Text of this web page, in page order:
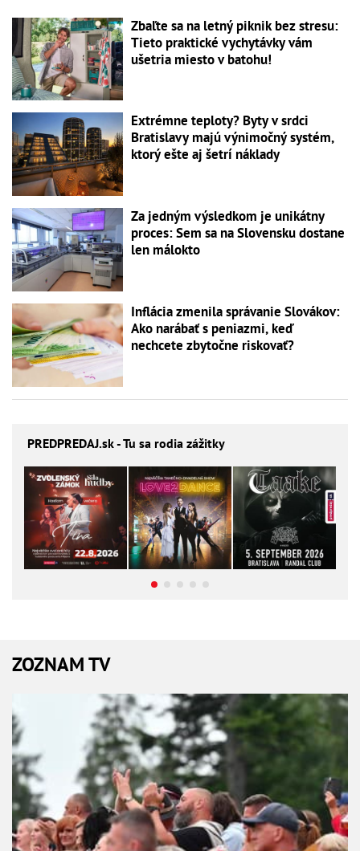
Zbaľte sa na letný piknik bez stresu:
Tieto praktické vychytávky vám
ušetria miesto v batohu!
Extrémne teploty? Byty v srdci
Bratislavy majú výnimočný systém,
ktorý ešte aj šetrí náklady
Za jedným výsledkom je unikátny
proces: Sem sa na Slovensku dostane
len málokto
Inflácia zmenila správanie Slovákov:
Ako narábať s peniazmi, keď
nechcete zbytočne riskovať?
PREDPREDAJ.sk - Tu sa rodia zážitky
ZOZNAM TV